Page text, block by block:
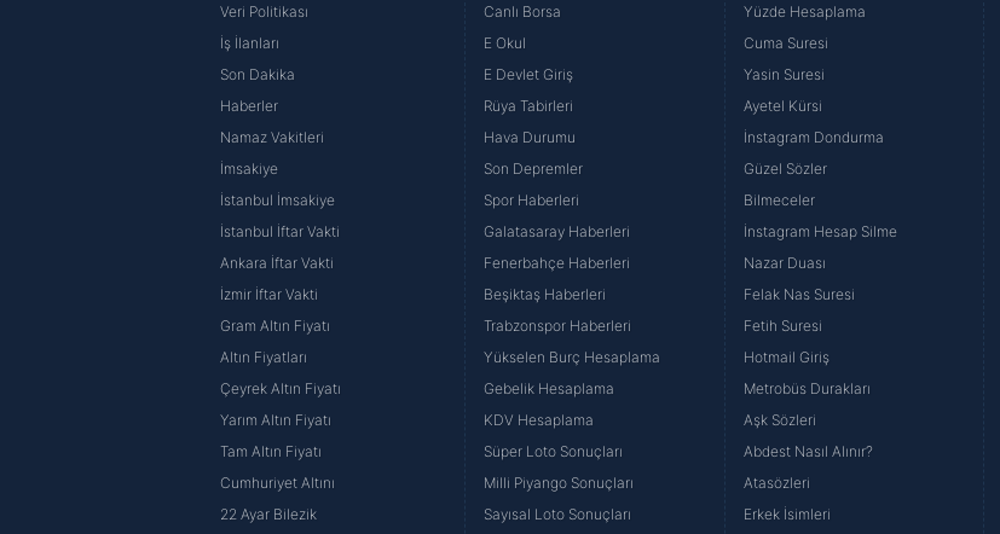
Veri Politikası
İş İlanları
Son Dakika
Haberler
Namaz Vakitleri
İmsakiye
İstanbul İmsakiye
İstanbul İftar Vakti
Ankara İftar Vakti
İzmir İftar Vakti
Gram Altın Fiyatı
Altın Fiyatları
Çeyrek Altın Fiyatı
Yarım Altın Fiyatı
Tam Altın Fiyatı
Cumhuriyet Altını
22 Ayar Bilezik
Canlı Borsa
E Okul
E Devlet Giriş
Rüya Tabirleri
Hava Durumu
Son Depremler
Spor Haberleri
Galatasaray Haberleri
Fenerbahçe Haberleri
Beşiktaş Haberleri
Trabzonspor Haberleri
Yükselen Burç Hesaplama
Gebelik Hesaplama
KDV Hesaplama
Süper Loto Sonuçları
Milli Piyango Sonuçları
Sayısal Loto Sonuçları
Yüzde Hesaplama
Cuma Suresi
Yasin Suresi
Ayetel Kürsi
İnstagram Dondurma
Güzel Sözler
Bilmeceler
İnstagram Hesap Silme
Nazar Duası
Felak Nas Suresi
Fetih Suresi
Hotmail Giriş
Metrobüs Durakları
Aşk Sözleri
Abdest Nasıl Alınır?
Atasözleri
Erkek İsimleri